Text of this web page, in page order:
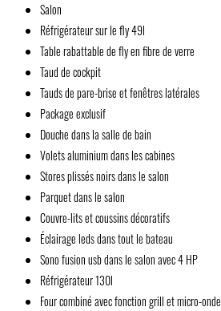
Salon
Réfrigérateur sur le fly 49l
Table rabattable de fly en fibre de verre
Taud de cockpit
Tauds de pare-brise et fenêtres latérales
Package exclusif
Douche dans la salle de bain
Volets aluminium dans les cabines
Stores plissés noirs dans le salon
Parquet dans le salon
Couvre-lits et coussins décoratifs
Éclairage leds dans tout le bateau
Sono fusion usb dans le salon avec 4 HP
Réfrigérateur 130l
Four combiné avec fonction grill et micro-onde